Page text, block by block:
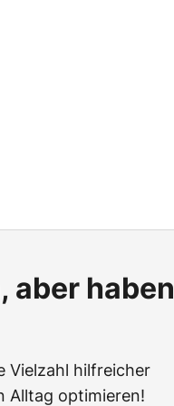
aber haben
Vielzahl hilfreicher
Alltag optimieren!